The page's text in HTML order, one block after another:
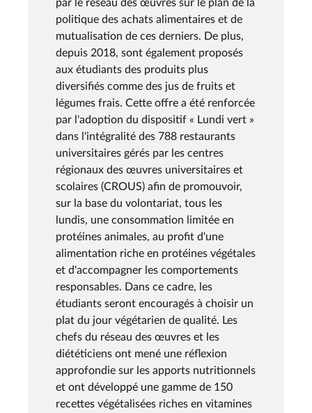
par le réseau des œuvres sur le plan de la
politique des achats alimentaires et de
mutualisation de ces derniers. De plus,
depuis 2018, sont également proposés
aux étudiants des produits plus
diversifiés comme des jus de fruits et
légumes frais. Cette offre a été renforcée
par l'adoption du dispositif « Lundi vert »
dans l'intégralité des 788 restaurants
universitaires gérés par les centres
régionaux des œuvres universitaires et
scolaires (CROUS) afin de promouvoir,
sur la base du volontariat, tous les
lundis, une consommation limitée en
protéines animales, au profit d'une
alimentation riche en protéines végétales
et d'accompagner les comportements
responsables. Dans ce cadre, les
étudiants seront encouragés à choisir un
plat du jour végétarien de qualité. Les
chefs du réseau des œuvres et les
diététiciens ont mené une réflexion
approfondie sur les apports nutritionnels
et ont développé une gamme de 150
recettes végétalisées riches en vitamines